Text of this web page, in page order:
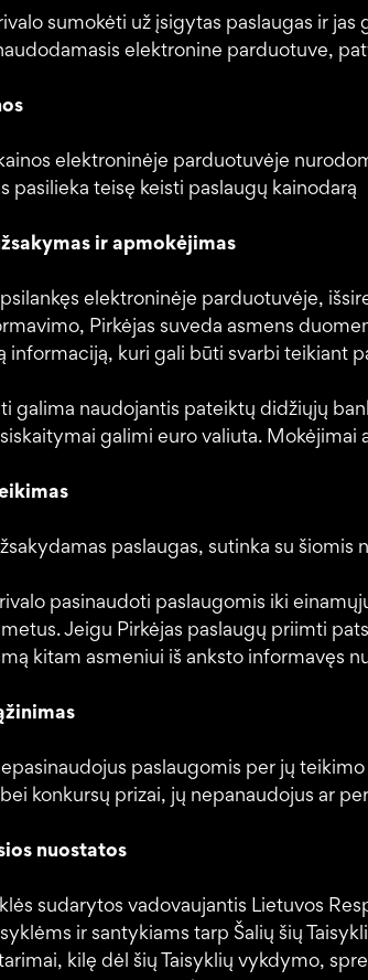
sumokėti už įsigytas paslaugas ir
elektronine parduotuve,
kainos elektroninėje parduotuvėje
pasilieka teisę keisti paslaugų kainodarą
ir apmokėjimas
elektroninėje parduotuvėje,
Pirkėjas suveda asmens
informaciją, kuri gali būti svarbi teikiant
galima naudojantis pateiktų didžiųjų
galimi euro valiuta.
paslaugas, sutinka su
pasinaudoti paslaugomis iki
Jeigu Pirkėjas paslaugų priimti
kitam asmeniui iš anksto informavęs
nepasinaudojus paslaugomis per jų
bei konkursų prizai, jų nepanaudojus ar
nuostatos
sudarytos vadovaujantis Lietuvos
ir santykiams tarp Šalių šių
kilę dėl šių Taisyklių vykdymo,